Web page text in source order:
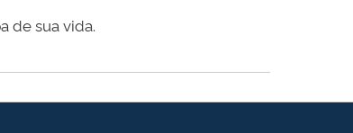
de sua vida.